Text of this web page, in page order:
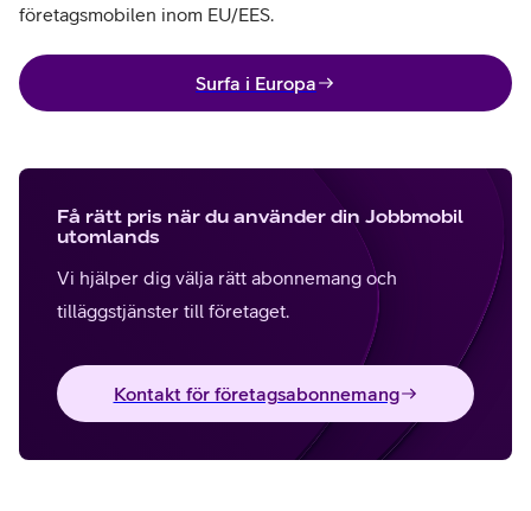
företagsmobilen inom EU/EES.
Surfa i Europa
Få rätt pris när du använder din Jobbmobil
utomlands
Vi hjälper dig välja rätt abonnemang och
tilläggstjänster till företaget.
Kontakt för företagsabonnemang